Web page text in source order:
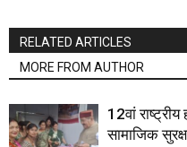
RELATED ARTICLES
MORE FROM AUTHOR
12वां
सामाजिक